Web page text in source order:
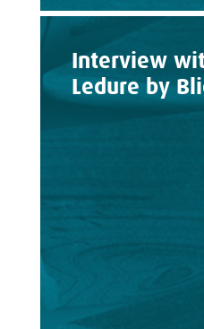
Interview
Ledure by